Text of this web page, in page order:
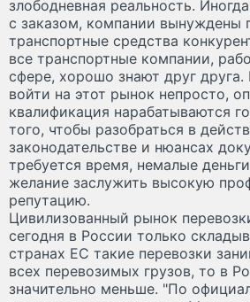
злободневная реальность.
с заказом, компании вынуждены
транспортные средства
все транспортные компании,
сфере, хорошо знают друг
войти на этот рынок непросто,
квалификация нарабатываются
того, чтобы разобраться в
законодательстве и нюансах
требуется время, немалые
желание заслужить высокую
репутацию.
Цивилизованный рынок
сегодня в России только
странах ЕС такие перевозки
всех перевозимых грузов, то в
значительно меньше. "По